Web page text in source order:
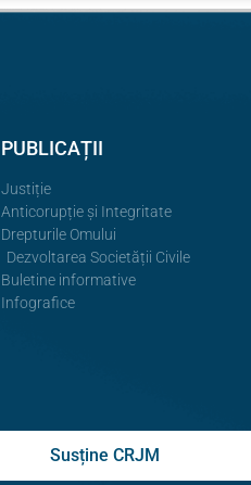
PUBLICAȚII
Justiție
Anticorupție și Integritate
Drepturile Omului
Dezvoltarea Societății Civile
Buletine informative
Infografice
Susține CRJM